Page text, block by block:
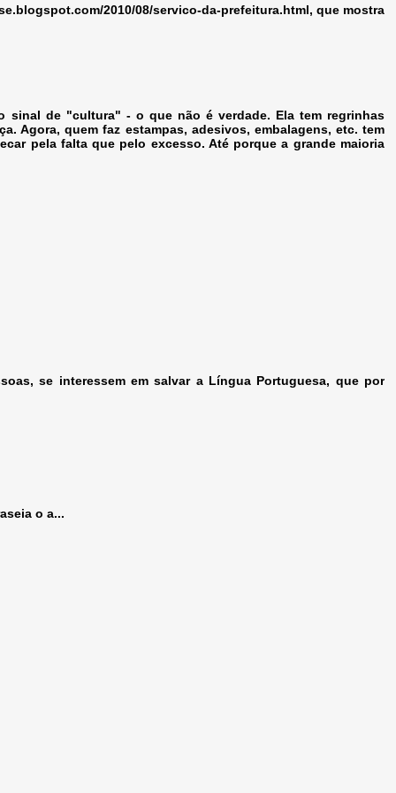
2010/08/servico-da-prefeitura.html, que mostra
sinal de "cultura" - o que não é verdade. Ela tem regrinhas
Agora, quem faz estampas, adesivos, embalagens, etc. tem
pela falta que pelo excesso. Até porque a grande maioria
se interessem em salvar a Língua Portuguesa, que por
o a...